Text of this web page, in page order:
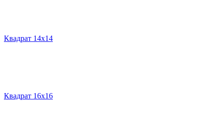
Квадрат 14х14
Квадрат 16х16